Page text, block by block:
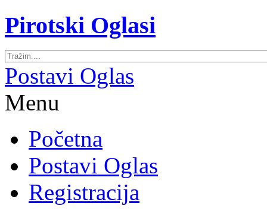
Pirotski Oglasi
Postavi Oglas
Menu
Početna
Postavi Oglas
Registracija